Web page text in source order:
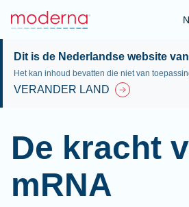
Skip
Dit is de Nederlandse website
Het kan inhoud bevatten die niet van
VERANDER LAND
De kracht
mRNA